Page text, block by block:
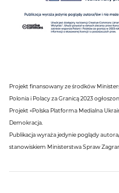
Projekt finansowany ze środków
Polonia i Polacy za Granicą 2023
Projekt «Polska Platforma Medialna
Demokracja.
Publikacja wyraża jedynie poglądy
stanowiskiem Ministerstwa Spraw